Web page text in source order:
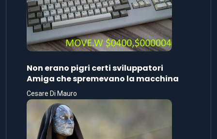
Non erano pigri certi sviluppatori
Amiga che spremevano la macchina
Cesare Di Mauro